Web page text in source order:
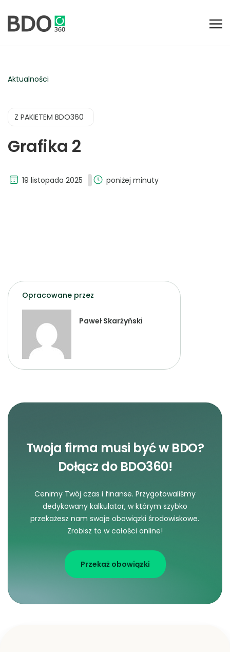
Aktualności
Z PAKIETEM BDO360
Grafika 2
19 listopada 2025 poniżej minuty
Opracowane przez
Paweł Skarżyński
Twoja firma musi być w BDO?
Dołącz do BDO360!
Cenimy Twój czas i finanse. Przygotowaliśmy
dedykowany kalkulator, w którym szybko
przekażesz nam swoje obowiązki środowiskowe.
Zrobisz to w całości online!
Przekaż obowiązki